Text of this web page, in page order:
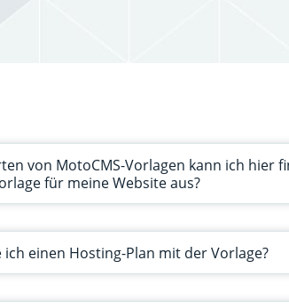
von MotoCMS-Vorlagen kann ich hier
für meine Website aus?
ich einen Hosting-Plan mit der Vorlage?